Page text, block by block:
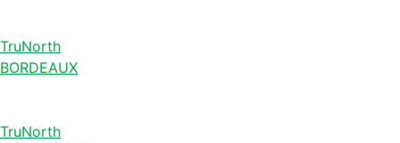
TruNorth
BORDEAUX
TruNorth